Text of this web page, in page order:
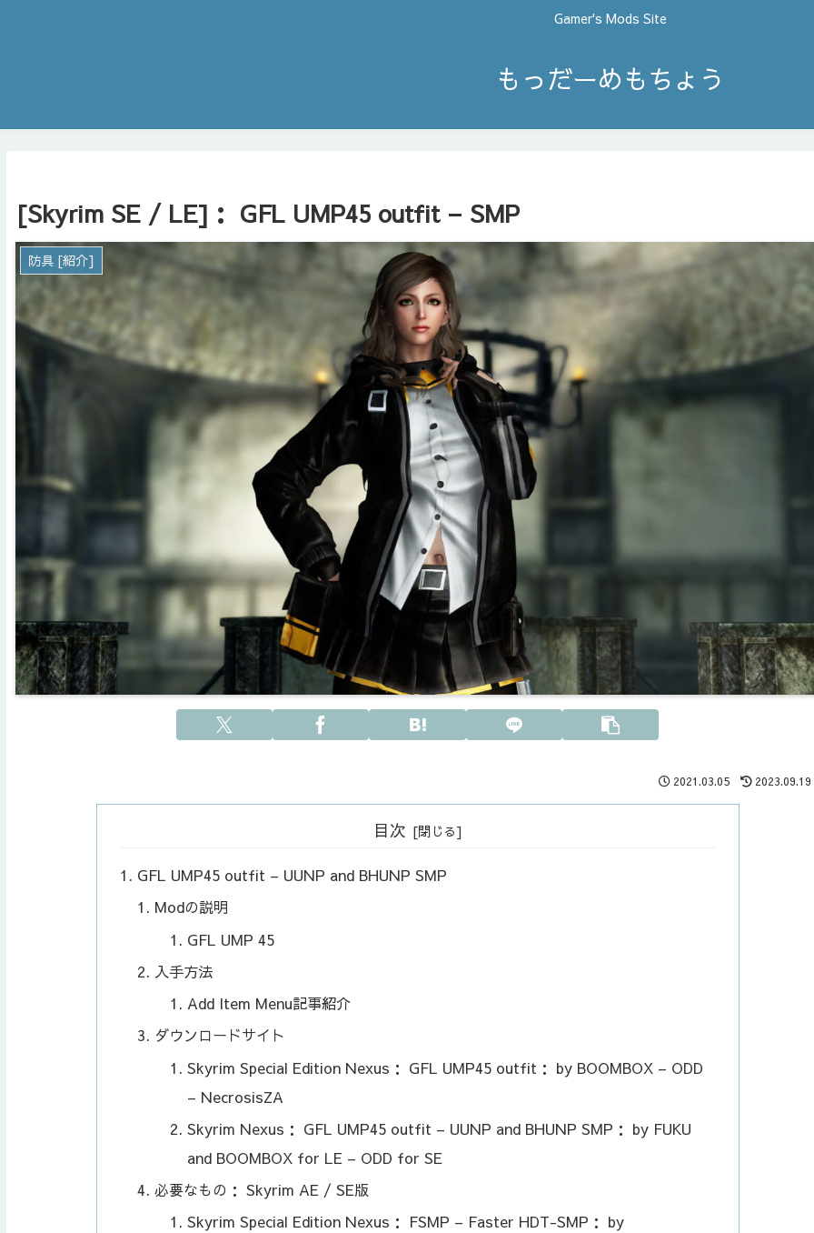
Gamer's Mods Site
もっだーめもちょう
[Skyrim SE / LE]： GFL UMP45 outfit – SMP
防具 [紹介]
2021.03.05 2023.09.19
目次
GFL UMP45 outfit – UUNP and BHUNP SMP
Modの説明
GFL UMP 45
入手方法
Add Item Menu記事紹介
ダウンロードサイト
Skyrim Special Edition Nexus： GFL UMP45 outfit： by BOOMBOX – ODD
– NecrosisZA
Skyrim Nexus： GFL UMP45 outfit – UUNP and BHUNP SMP： by FUKU
and BOOMBOX for LE – ODD for SE
必要なもの： Skyrim AE / SE版
Skyrim Special Edition Nexus： FSMP – Faster HDT-SMP： by